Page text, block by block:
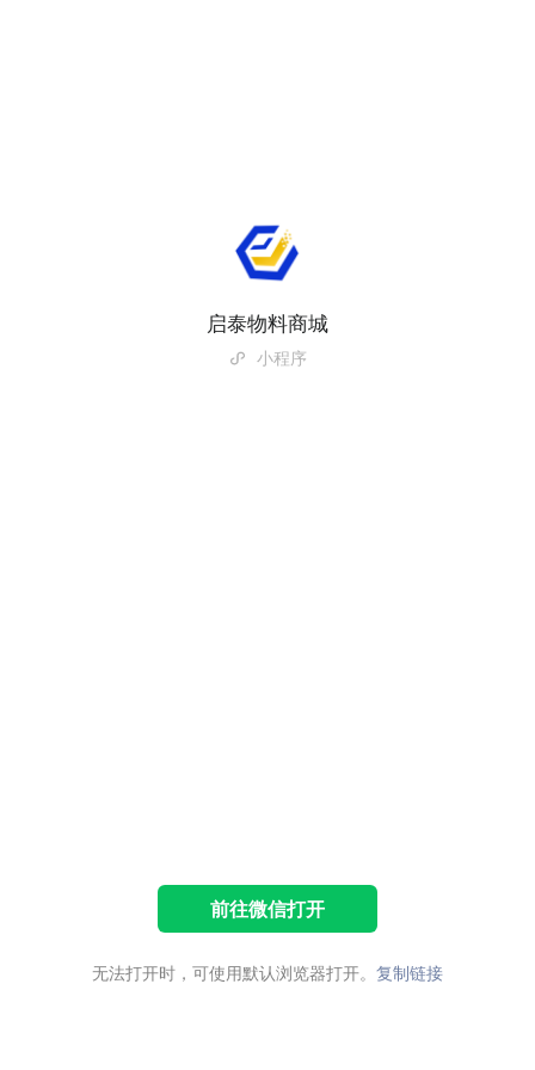
启泰物料商城
小程序
前往微信打开
无法打开时，可使用默认浏览器打开。 复制链接